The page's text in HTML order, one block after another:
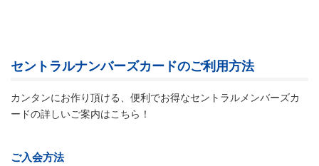
セントラルナンバーズカードのご利用方法
カンタンにお作り頂ける、便利でお得なセントラルメンバーズカ
ードの詳しいご案内はこちら！
ご入会方法